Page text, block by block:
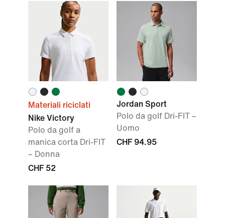
Materiali riciclati
Nike Victory
Polo da golf a
manica corta Dri-FIT
– Donna
CHF 52
Jordan Sport
Polo da golf Dri-FIT –
Uomo
CHF 94.95